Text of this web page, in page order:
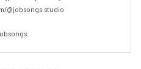
@jobsongs.studio